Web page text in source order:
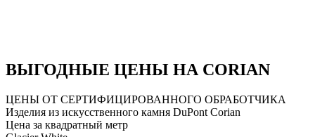
ВЫГОДНЫЕ ЦЕНЫ НА CORIAN
ЦЕНЫ ОТ СЕРТИФИЦИРОВАННОГО ОБРАБОТЧИКА
Изделия из искусственного камня DuPont Corian
Цена за квадратный метр